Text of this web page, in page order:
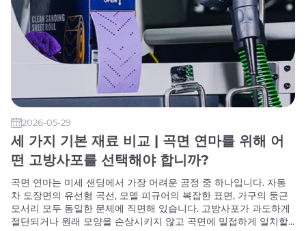
2026-05-29
세 가지 기본 재료 비교 | 곡면 연마를 위해 어
떤 고방사포를 선택해야 합니까?
곡면 연마는 미세 샌딩에서 가장 어려운 공정 중 하나입니다. 자동
차 도장면의 유선형 곡선, 모델 피규어의 복잡한 표면, 가구의 둥근
모서리 모두 동일한 문제에 직면해 있습니다. 고방사포가 과도하게
절단되거나 원래 모양을 손상시키지 않고 곡면에 밀접하게 일치할